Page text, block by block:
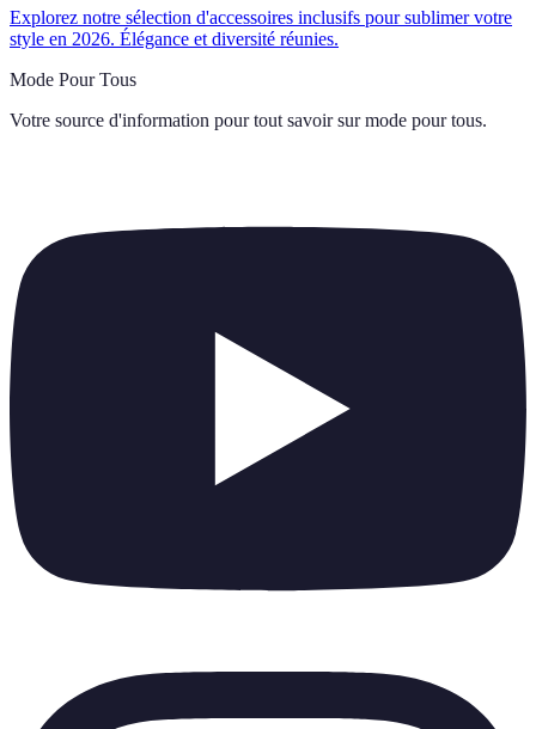
Explorez notre sélection d'accessoires inclusifs pour sublimer votre
style en 2026. Élégance et diversité réunies.
Mode Pour Tous
Votre source d'information pour tout savoir sur mode pour tous.